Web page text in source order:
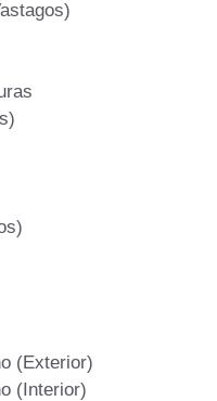
(Exterior)
(Interior)